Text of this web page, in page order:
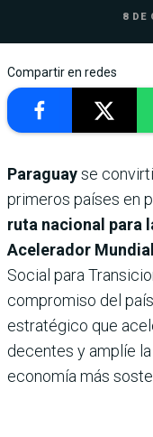
8 DE
Compartir en redes
Paraguayse
primeros países en
ruta nacional para
Acelerador
Social para
compromiso del
estratégico que
decentes y amplíe
economía más